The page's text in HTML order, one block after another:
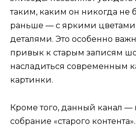
таким, каким он никогда не
раньше — с яркими
деталями. Это особенно
привык к старым записям
насладиться современным
картинки.
Кроме того, данный канал —
собрание «старого